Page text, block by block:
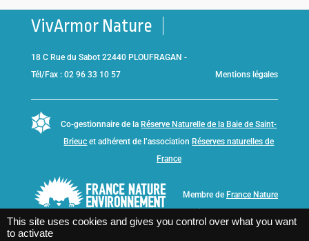
VivArmor Nature
18 C Rue du Sabot 22440 PLOUFRAGAN -
Tél/Fax : 02 96 33 10 57
Mentions légales
Co-gestionnaire de la Réserve Naturelle de la Baie de Saint-
Brieuc et adhérent de l’association Réserves naturelles de
France
Membre de France Nature
This site uses cookies and gives you control over what you want
to activate